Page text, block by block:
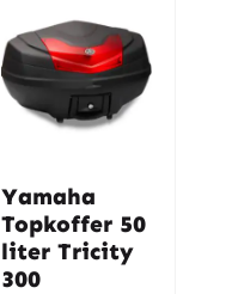
Yamaha
Topkoffer 50
liter Tricity
300